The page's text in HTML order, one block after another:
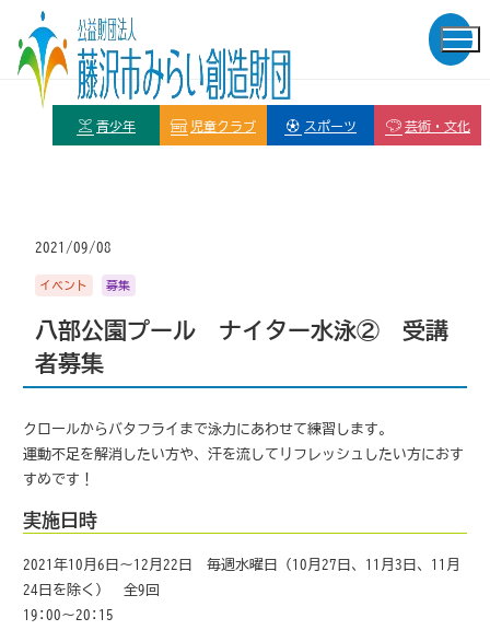
青少年 児童クラブ スポーツ 芸術・文化
2021/09/08
イベント 募集
八部公園プール ナイター水泳② 受講
者募集
クロールからバタフライまで泳力にあわせて練習します。
運動不足を解消したい方や、汗を流してリフレッシュしたい方におす
すめです！
実施日時
2021年10月6日～12月22日 毎週水曜日（10月27日、11月3日、11月
24日を除く） 全9回
19:00～20:15